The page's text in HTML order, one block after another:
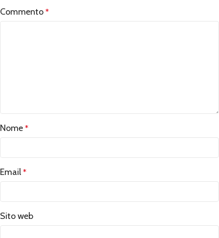
Commento *
Nome *
Email *
Sito web